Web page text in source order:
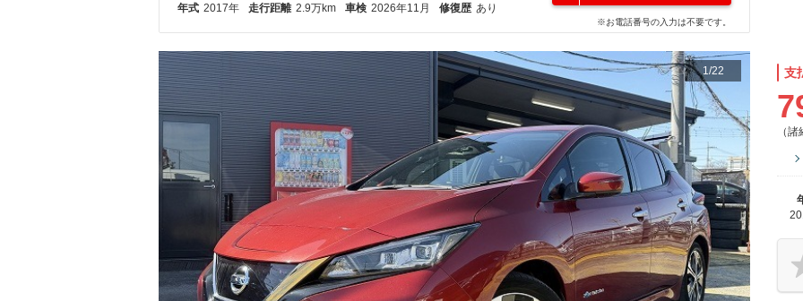
年式 2017年 走行距離 2.9万km 車検 2026年11月 修復歴 あり
※お電話番号の入力は不要です。
1/22 支
（